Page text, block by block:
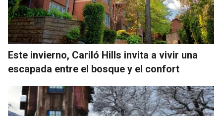
Este invierno, Cariló Hills invita a vivir una
escapada entre el bosque y el confort